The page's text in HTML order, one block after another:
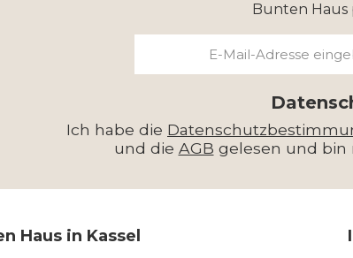
Bunten Haus
Ich habe die
und die AGB gelesen und bin
Haus in Kassel